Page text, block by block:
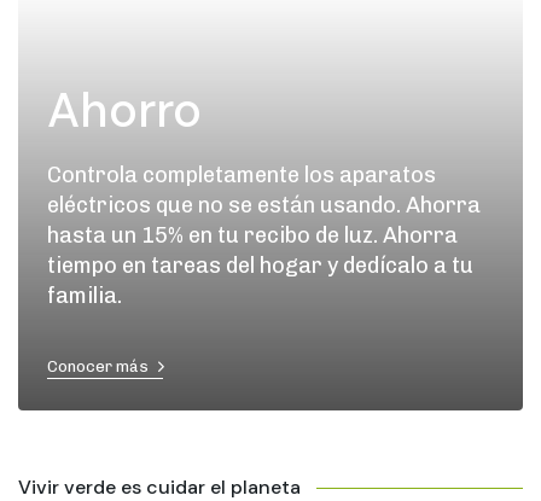
Ahorro
Controla completamente los aparatos
eléctricos que no se están usando. Ahorra
hasta un 15% en tu recibo de luz. Ahorra
tiempo en tareas del hogar y dedícalo a tu
familia.
Conocer más
Vivir verde es cuidar el planeta